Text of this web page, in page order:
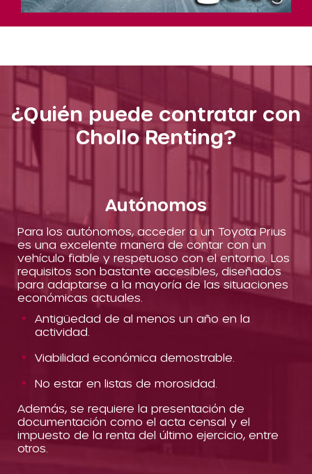
¿Quién puede contratar con
Chollo Renting?
Autónomos
Para los autónomos, acceder a un Toyota Prius
es una excelente manera de contar con un
vehículo fiable y respetuoso con el entorno. Los
requisitos son bastante accesibles, diseñados
para adaptarse a la mayoría de las situaciones
económicas actuales.
Antigüedad de al menos un año en la
actividad.
Viabilidad económica demostrable.
No estar en listas de morosidad.
Además, se requiere la presentación de
documentación como el acta censal y el
impuesto de la renta del último ejercicio, entre
otros.